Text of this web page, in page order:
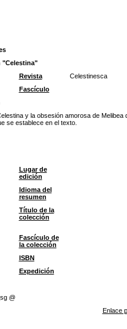
"Celestina"
Revista
Celestinesca
Fascículo
y la obsesión amorosa de
se establece en el texto.
Lugar de
edición
Idioma del
resumen
Título de la
colección
Fascículo de
la colección
ISBN
Expedición
@
Enlace